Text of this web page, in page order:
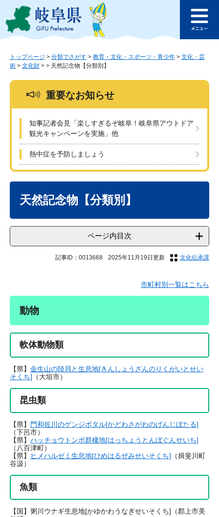
ジ
ュ
このページの本文へ
ュ
トップページ > 分類でさがす > 教育・文化・スポーツ・青少年 > 文化・芸
術 > 文化財 > > 天然記念物【分類別】
重要なお知らせ
知事記者会見「楽しすぎるぞ岐阜！岐阜県アウトドア
観光キャンペーンを実施」他
熱中症を予防しましょう
天然記念物【分類別】
ページ内目次
記事ID：0013668 2025年11月19日更新 文化伝承課
市町村別一覧はこちら
動物
軟体動物類
【県】 金生山の陸貝と生息地[きんしょうざんのりくがいとせい
そくち] （大垣市）
昆虫類
【県】
門和佐川のゲンジボタル[かどわさがわのげんじぼたる]
（下呂市）
【県】 ハッチョウトンボ群棲地[はっちょうとんぼぐんせいち]
（八百津町）
【県】
ヒメハルゼミ生息地[ひめはるぜみせいそくち] （揖斐川町
谷汲）
魚類
【国】粥川ウナギ生息地[かゆかわうなぎせいそくち]（郡上市美